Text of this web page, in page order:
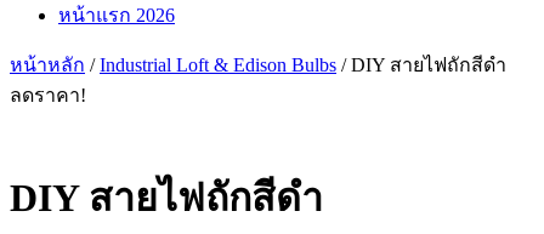
หน้าแรก 2026
หน้าหลัก /Industrial Loft & Edison Bulbs / DIY สายไฟถักสีดำ
ลดราคา!
DIY สายไฟถักสีดำ